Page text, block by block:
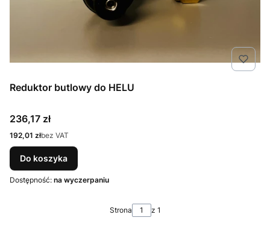
Reduktor butlowy do HELU
Cena
236,17 zł
Cena
192,01 złbez VAT
Do koszyka
Dostępność: na wyczerpaniu
Strona z 1